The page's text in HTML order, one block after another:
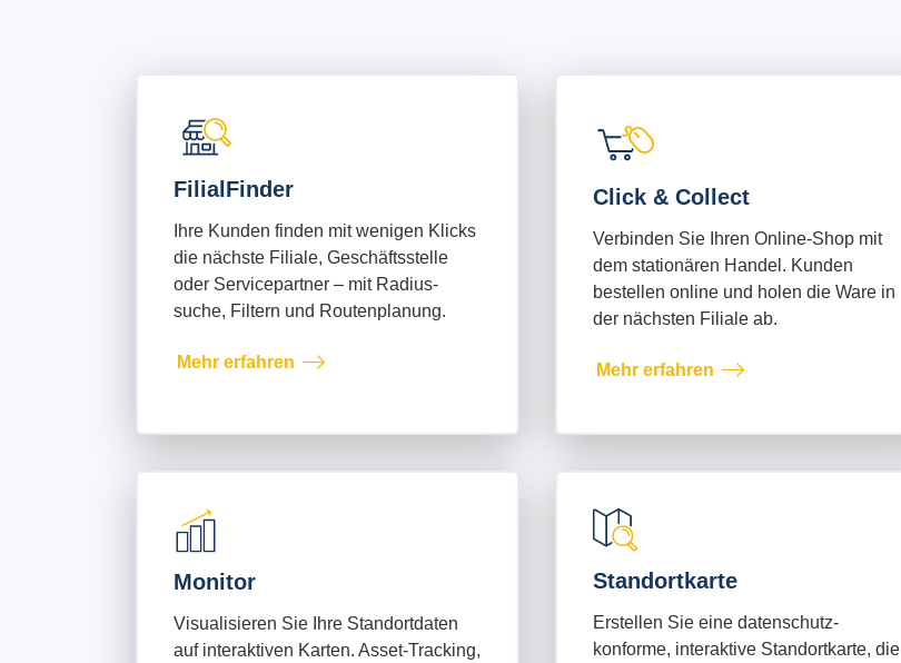
FilialFinder
Ihre Kunden finden mit wenigen Klicks
die nächste Filiale, Geschäftsstelle
oder Servicepartner – mit Radius­
suche, Filtern und Routenplanung.
Mehr erfahren
Click & Collect
Verbinden Sie Ihren Online-Shop mit
dem stationären Handel. Kunden
bestellen online und holen die Ware in
der nächsten Filiale ab.
Mehr erfahren
Monitor
Visualisieren Sie Ihre Standortdaten
auf interaktiven Karten. Asset-Tracking,
Standortkarte
Erstellen Sie eine datenschutz-
konforme, interaktive Standortkarte, die